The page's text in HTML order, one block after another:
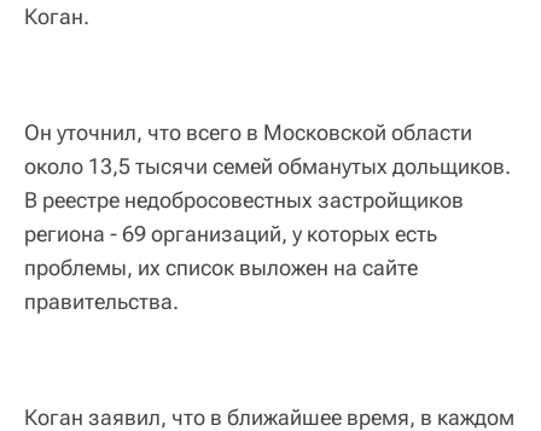
Коган.
Он уточнил, что всего в Московской области
около 13,5 тысячи семей обманутых дольщиков.
В реестре недобросовестных застройщиков
региона - 69 организаций, у которых есть
проблемы, их список выложен на сайте
правительства.
Коган заявил, что в ближайшее время, в каждом